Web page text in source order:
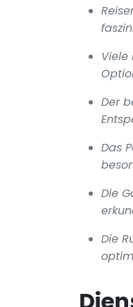
Viele
Der
Das
Die
Die